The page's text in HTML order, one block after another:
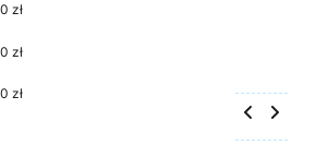
0 zł
0 zł
0 zł